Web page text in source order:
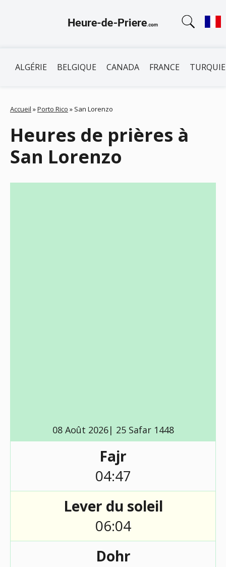
ALGÉRIE BELGIQUE CANADA FRANCE TURQUIE
Accueil »Porto Rico » San Lorenzo
Heures de prières à
San Lorenzo
08 Août 2026| 25 Safar 1448
Fajr
04:47
Lever du soleil
06:04
Dohr